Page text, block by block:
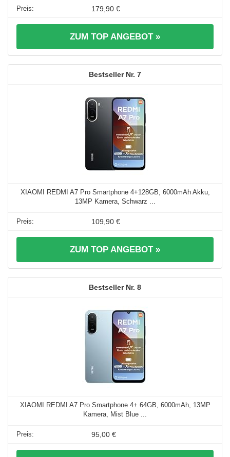
179,90 €
ZUM TOP ANGEBOT »
7
XIAOMI REDMI A7 Pro Smartphone 4+128GB, 6000mAh Akku,
13MP Kamera, Schwarz ...
109,90 €
ZUM TOP ANGEBOT »
8
XIAOMI REDMI A7 Pro Smartphone 4+ 64GB, 6000mAh, 13MP
Kamera, Mist Blue ...
95,00 €